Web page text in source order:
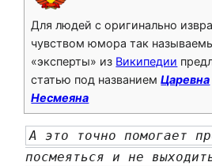
Для людей с оригинально
чувством юмора так
«эксперты» из Википедии
статью под названиемЦаревна
Несмеяна
А это точно помогает
посмеяться и не